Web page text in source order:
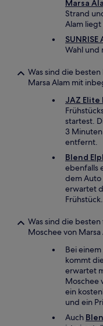
Marsa
Strand
Alam
Wahl und
Was sind die
Marsa Alam mit
JAZ Elite
startest.
3
entfernt.
Blend
ebenfalls
dem Auto
erwartet
Frühstück.
Was sind die
Moschee von Marsa
Bei
kommt
erwartet
Moschee
ein
und ein
Auch